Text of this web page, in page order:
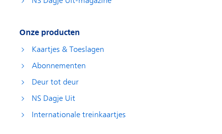
Onze producten
Kaartjes & Toeslagen
Abonnementen
Deur tot deur
NS Dagje Uit
Internationale treinkaartjes